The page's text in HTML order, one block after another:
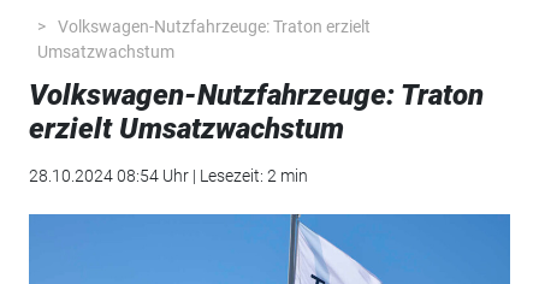
Volkswagen-Nutzfahrzeuge: Traton erzielt
Umsatzwachstum
Volkswagen-Nutzfahrzeuge: Traton
erzielt Umsatzwachstum
28.10.2024 08:54 Uhr | Lesezeit: 2 min